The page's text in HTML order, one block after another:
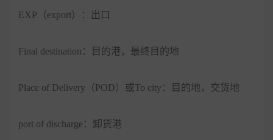
EXP（export）：出口
Final destination：目的港，最终目的地
Place of Delivery（POD）或To city：目的地，交货地
port of discharge：卸货港